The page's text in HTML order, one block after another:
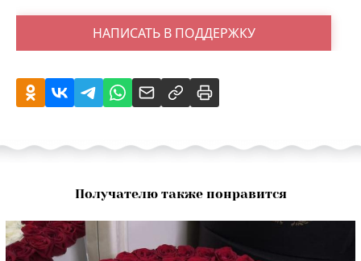
НАПИСАТЬ В ПОДДЕРЖКУ
Получателю также понравится